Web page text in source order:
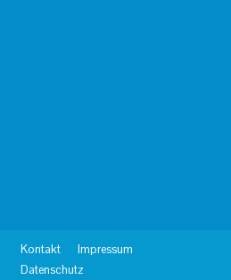
Kontakt
Impressum
Datenschutz